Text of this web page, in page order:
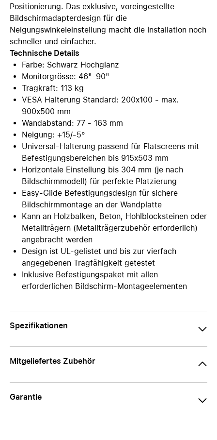
Positionierung. Das exklusive, voreingestellte
Bildschirmadapterdesign für die
Neigungswinkeleinstellung macht die Installation noch
schneller und einfacher.
Technische Details
Farbe: Schwarz Hochglanz
Monitorgrösse: 46"-90"
Tragkraft: 113 kg
VESA Halterung Standard: 200x100 - max.
900x500 mm
Wandabstand: 77 - 163 mm
Neigung: +15/-5°
Universal-Halterung passend für Flatscreens mit
Befestigungsbereichen bis 915x503 mm
Horizontale Einstellung bis 304 mm (je nach
Bildschirmmodell) für perfekte Platzierung
Easy-Glide Befestigungsdesign für sichere
Bildschirmmontage an der Wandplatte
Kann an Holzbalken, Beton, Hohlblocksteinen oder
Metallträgern (Metallträgerzubehör erforderlich)
angebracht werden
Design ist UL-gelistet und bis zur vierfach
angegebenen Tragfähigkeit getestet
Inklusive Befestigungspaket mit allen
erforderlichen Bildschirm-Montageelementen
Spezifikationen
Mitgeliefertes Zubehör
Garantie